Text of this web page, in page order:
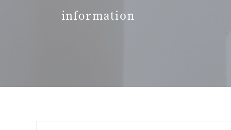
information